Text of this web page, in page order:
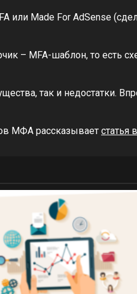
или Made For AdSense
– MFA-шаблон, то есть
так и недостатки.
МФА рассказывает статья